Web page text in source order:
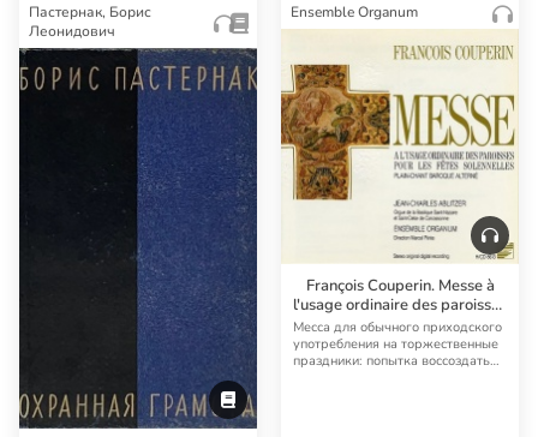
Пастернак, Борис
Леонидович
Ensemble Organum
François Couperin. Messe à
l'usage ordinaire des paroisses
pour les fêtes solennelles
Месса для обычного приходского
употребления на торжественные
праздники: попытка воссоздать